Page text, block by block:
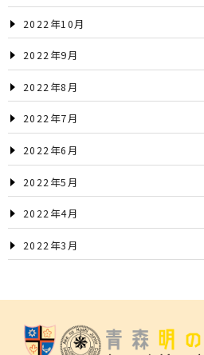
2022年10月
2022年9月
2022年8月
2022年7月
2022年6月
2022年5月
2022年4月
2022年3月